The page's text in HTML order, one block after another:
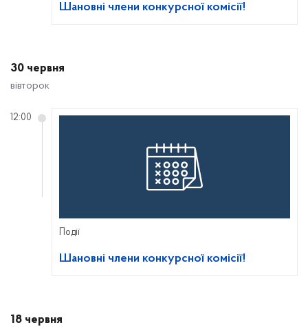
Шановні члени конкурсної комісії!
30 червня
вівторок
Події
Шановні члени конкурсної комісії!
12:00
18 червня